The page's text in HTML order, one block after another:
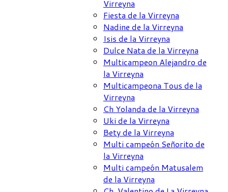
Virreyna
Fiesta de la Virreyna
Nadine de la Virreyna
Isis de la Virreyna
Dulce Nata de la Virreyna
Multicampeon Alejandro de
la Virreyna
Multicampeona Tous de la
Virreyna
Ch Yolanda de la Virreyna
Uki de la Virreyna
Bety de la Virreyna
Multi campeón Señorito de
la Virreyna
Multi campeón Matusalem
de la Virreyna